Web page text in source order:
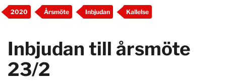
2020 Årsmöte Inbjudan Kallelse
Inbjudan till årsmöte
23/2